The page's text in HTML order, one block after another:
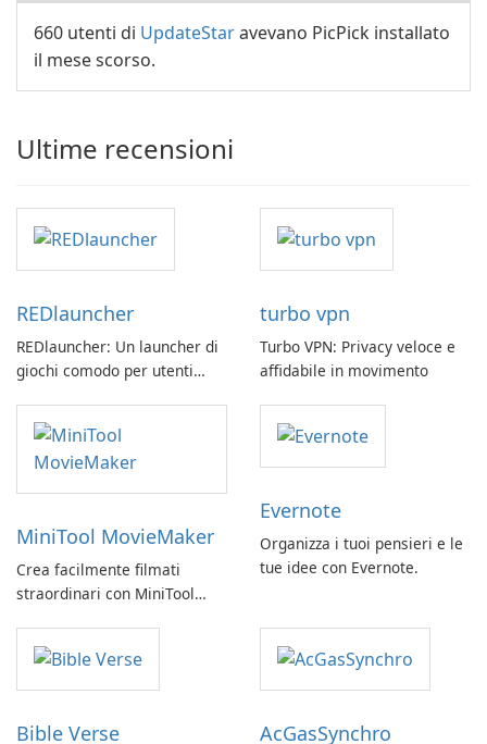
660 utenti di UpdateStaravevano PicPick installato
il mese scorso.
Ultime recensioni
REDlauncher
REDlauncher: Un launcher di
giochi comodo per utenti
turbo vpn
Turbo VPN: Privacy veloce e
affidabile in movimento
MiniTool MovieMaker
Crea facilmente filmati
straordinari con MiniTool
Evernote
Organizza i tuoi pensieri e le
tue idee con Evernote.
Bible Verse AcGasSynchro